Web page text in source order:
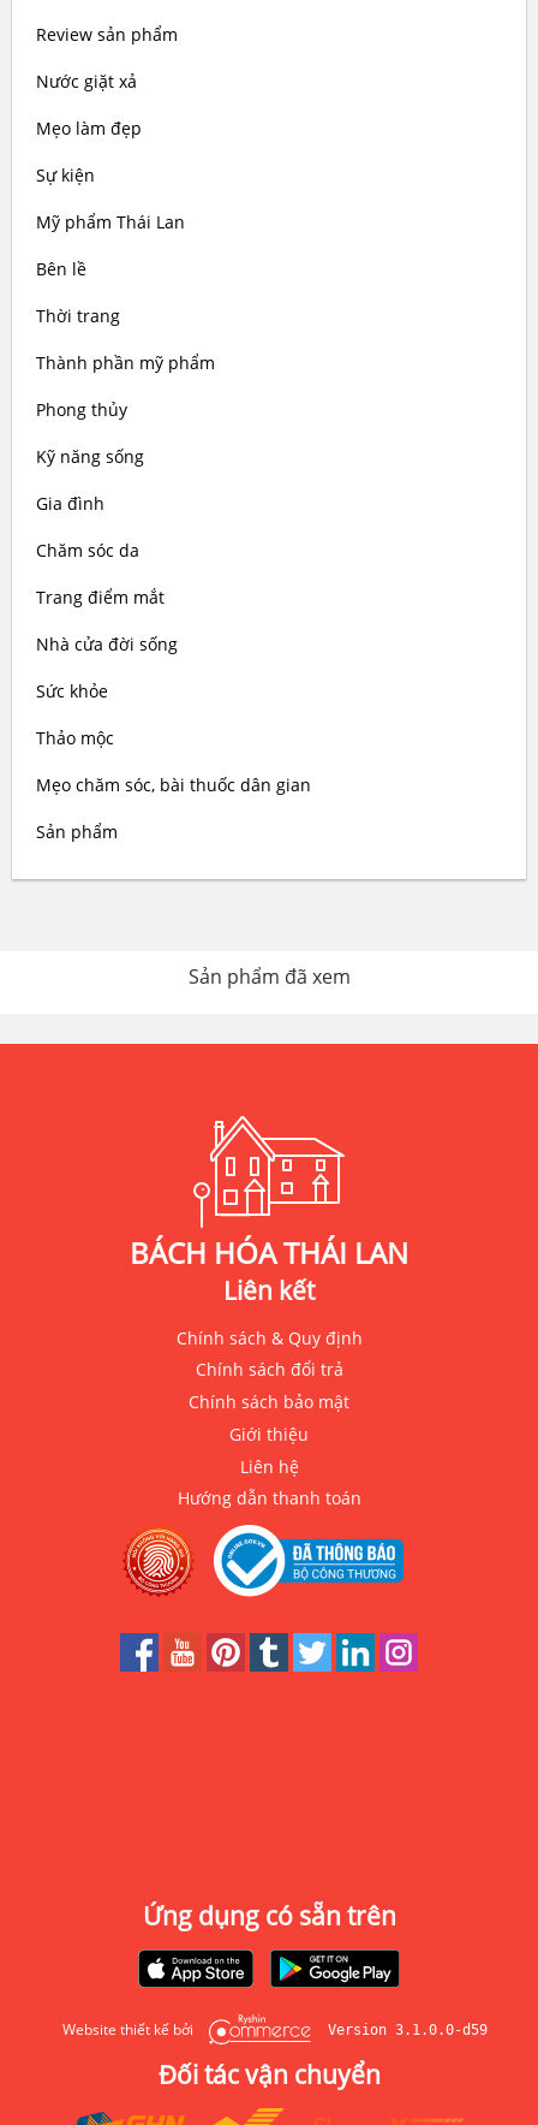
Review sản phẩm
Nước giặt xả
Mẹo làm đẹp
Sự kiện
Mỹ phẩm Thái Lan
Bên lề
Thời trang
Thành phần mỹ phẩm
Phong thủy
Kỹ năng sống
Gia đình
Chăm sóc da
Trang điểm mắt
Nhà cửa đời sống
Sức khỏe
Thảo mộc
Mẹo chăm sóc, bài thuốc dân gian
Sản phẩm
Sản phẩm đã xem
BÁCH HÓA THÁI LAN
Liên kết
Chính sách & Quy định
Chính sách đổi trả
Chính sách bảo mật
Giới thiệu
Liên hệ
Hướng dẫn thanh toán
Ứng dụng có sẵn trên
Website thiết kế bởi Version 3.1.0.0-d59
Đối tác vận chuyển